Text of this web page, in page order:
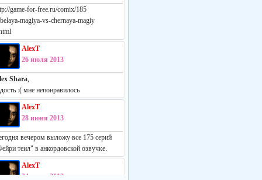
game-for-free.ru/comix/185
magiya-vs-chernaya-magiy
AlexT
26 июля 2013
Shara,
:( мне непонравилось
AlexT
28 июня 2013
вечером выложу все 175 серий
теил" в анкордовской озвучке.
AlexT
24 июня 2013